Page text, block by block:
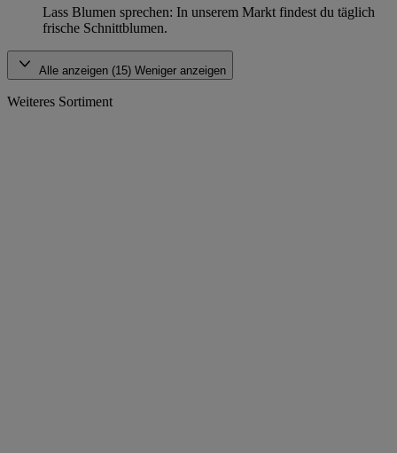
Lass Blumen sprechen: In unserem Markt findest du täglich
frische Schnittblumen.
Alle anzeigen (15) Weniger anzeigen
Weiteres Sortiment